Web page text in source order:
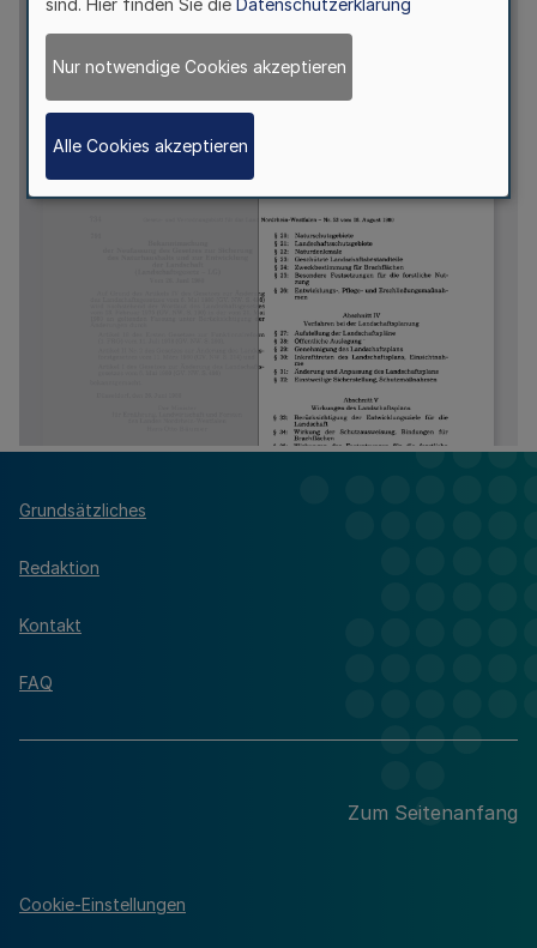
Grundsätzliches
Redaktion
Kontakt
FAQ
Zum Seitenanfang
Cookie-Einstellungen
Nur notwendige Cookies akzeptieren
Alle Cookies akzeptieren